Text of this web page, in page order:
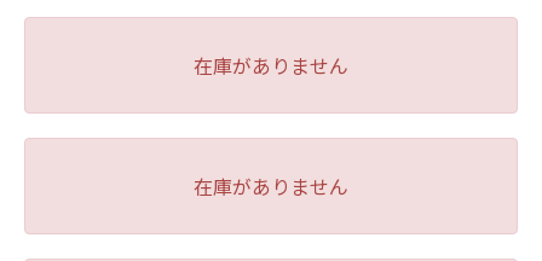
在庫がありません
在庫がありません